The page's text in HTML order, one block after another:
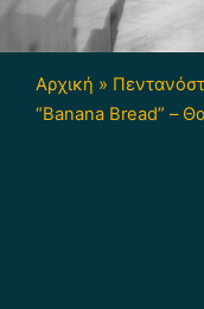
Αρχική »
“Banana Bread” –